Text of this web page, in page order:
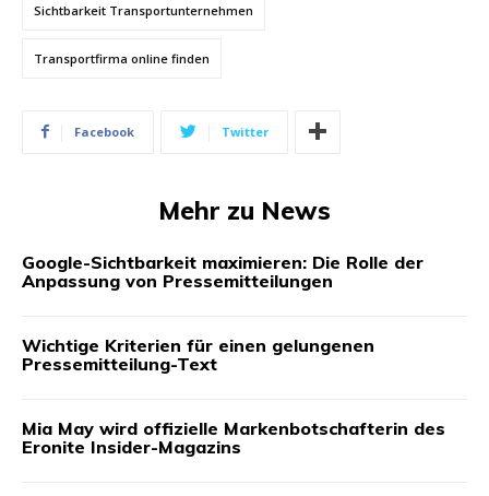
Sichtbarkeit Transportunternehmen
Transportfirma online finden
Facebook Twitter
Mehr zu News
Google-Sichtbarkeit maximieren: Die Rolle der
Anpassung von Pressemitteilungen
Wichtige Kriterien für einen gelungenen
Pressemitteilung-Text
Mia May wird offizielle Markenbotschafterin des
Eronite Insider-Magazins